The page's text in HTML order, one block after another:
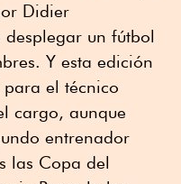
Didier
desplegar un fútbol
Y esta edición
el técnico
cargo, aunque
entrenador
las Copa del